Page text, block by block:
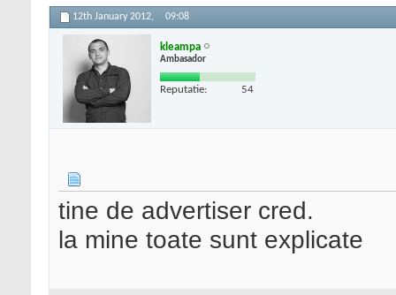
12th January 2012, 09:08
kleampa
Ambasador
Reputatie: 54
tine de advertiser cred.
la mine toate sunt explicate